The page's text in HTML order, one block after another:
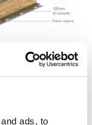
ads, to